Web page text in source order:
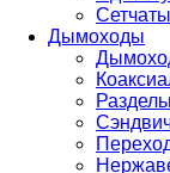
Дымоходы